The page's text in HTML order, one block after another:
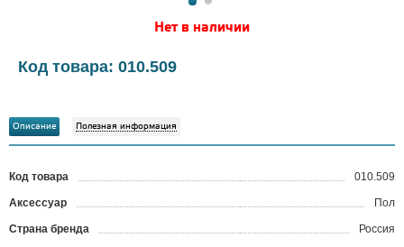
Нет в наличии
Код товара: 010.509
Описание Полезная информация
Код товара 010.509
Аксессуар Пол
Страна бренда Россия